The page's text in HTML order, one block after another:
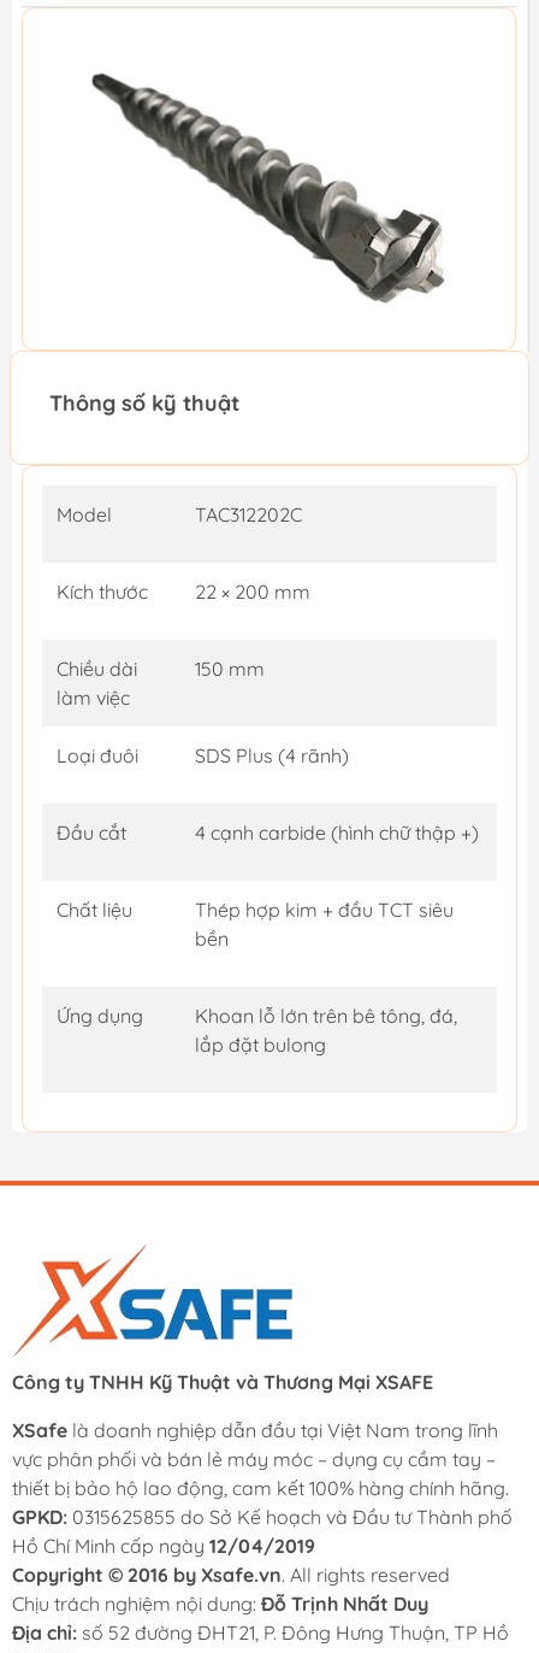
Thông số kỹ thuật
Model TAC312202C
Kích thước 22 × 200 mm
Chiều dài
làm việc
150 mm
Loại đuôi SDS Plus (4 rãnh)
Đầu cắt 4 cạnh carbide (hình chữ thập +)
Chất liệu
Thép hợp kim + đầu TCT siêu
bền
Ứng dụng
Khoan lỗ lớn trên bê tông, đá,
lắp đặt bulong
Công ty TNHH Kỹ Thuật và Thương Mại XSAFE
XSafe là doanh nghiệp dẫn đầu tại Việt Nam trong lĩnh
vực phân phối và bán lẻ máy móc – dụng cụ cầm tay –
thiết bị bảo hộ lao động, cam kết 100% hàng chính hãng.
GPKD: 0315625855 do Sở Kế hoạch và Đầu tư Thành phố
Hồ Chí Minh cấp ngày 12/04/2019
Copyright © 2016 by Xsafe.vn. All rights reserved
Chịu trách nghiệm nội dung: Đỗ Trịnh Nhất Duy
Địa chỉ: số 52 đường ĐHT21, P. Đông Hưng Thuận, TP Hồ